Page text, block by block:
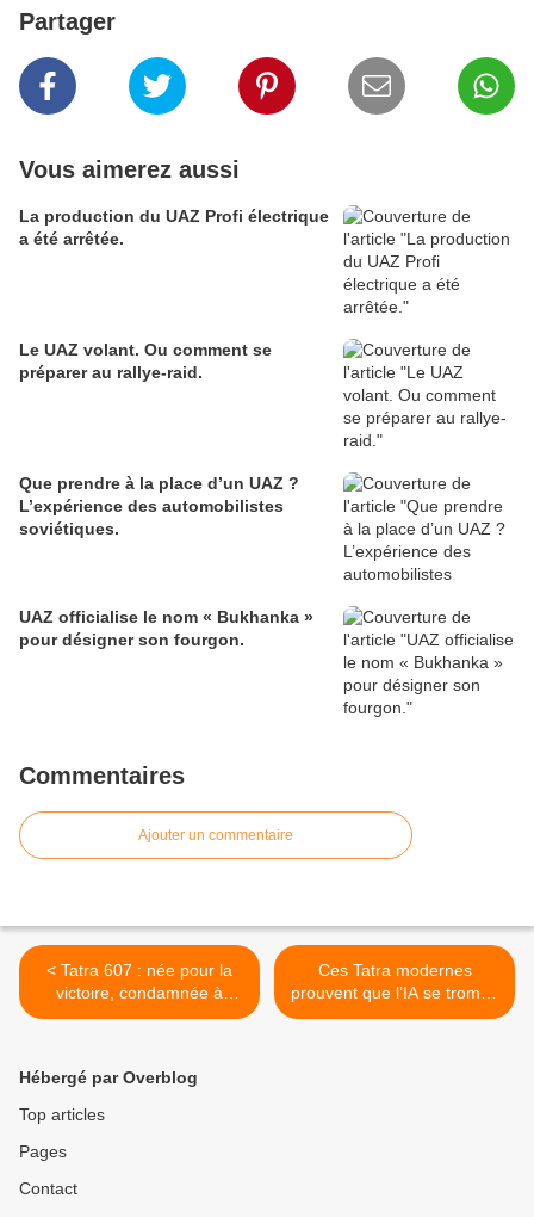
Partager
Vous aimerez aussi
La production du UAZ Profi électrique
a été arrêtée.
Le UAZ volant. Ou comment se
préparer au rallye-raid.
Que prendre à la place d’un UAZ ?
L’expérience des automobilistes
soviétiques.
UAZ officialise le nom « Bukhanka »
pour désigner son fourgon.
Commentaires
Ajouter un commentaire
< Tatra 607 : née pour la
victoire, condamnée à
l’isolement.
Ces Tatra modernes
prouvent que l’IA se trompe
parfois. Beaucoup. >
Hébergé par Overblog
Top articles
Pages
Contact